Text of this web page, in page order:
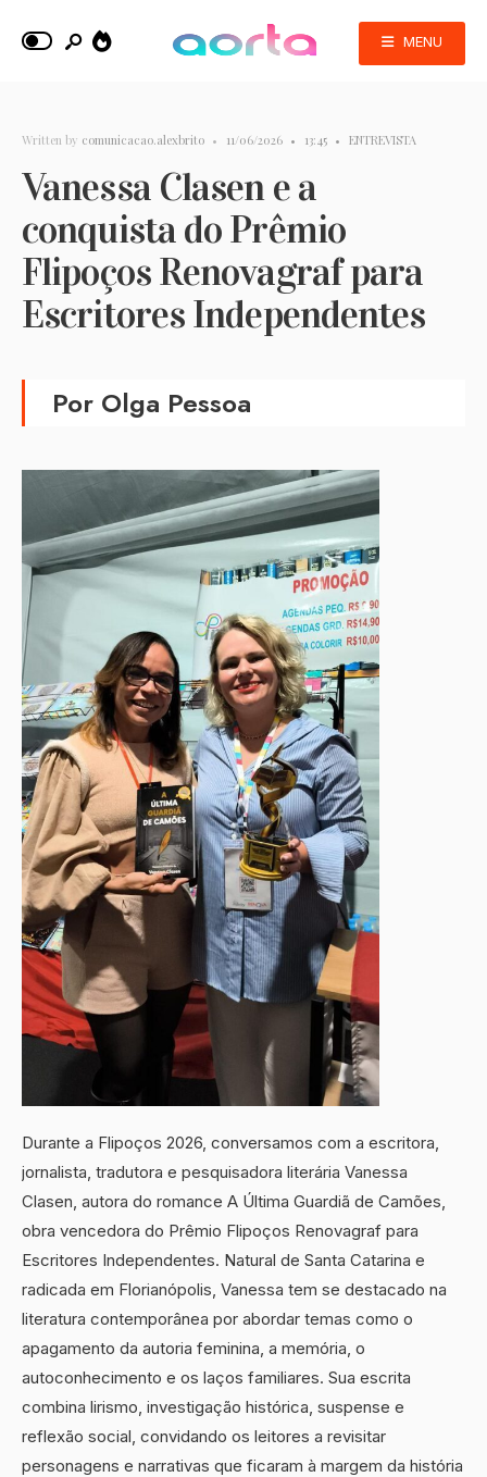
MENU
Written by comunicacao.alexbrito • 11/06/2026 • 13:45 • ENTREVISTA
Vanessa Clasen e a
conquista do Prêmio
Flipoços Renovagraf para
Escritores Independentes
Por Olga Pessoa
Durante a Flipoços 2026, conversamos com a escritora,
jornalista, tradutora e pesquisadora literária Vanessa
Clasen, autora do romance A Última Guardiã de Camões,
obra vencedora do Prêmio Flipoços Renovagraf para
Escritores Independentes. Natural de Santa Catarina e
radicada em Florianópolis, Vanessa tem se destacado na
literatura contemporânea por abordar temas como o
apagamento da autoria feminina, a memória, o
autoconhecimento e os laços familiares. Sua escrita
combina lirismo, investigação histórica, suspense e
reflexão social, convidando os leitores a revisitar
personagens e narrativas que ficaram à margem da história